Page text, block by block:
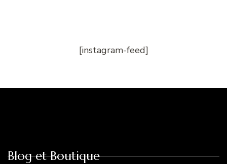
[instagram-feed]
Blog et Boutique